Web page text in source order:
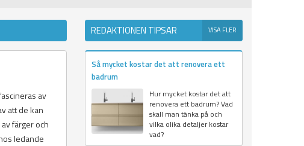
av
att de kan
färger och
ledande
REDAKTIONEN TIPSAR VISA FLER
Så mycket kostar det att renovera ett
badrum
Hur mycket kostar det att
renovera ett badrum? Vad
skall man tänka på och
vilka olika detaljer kostar
vad?